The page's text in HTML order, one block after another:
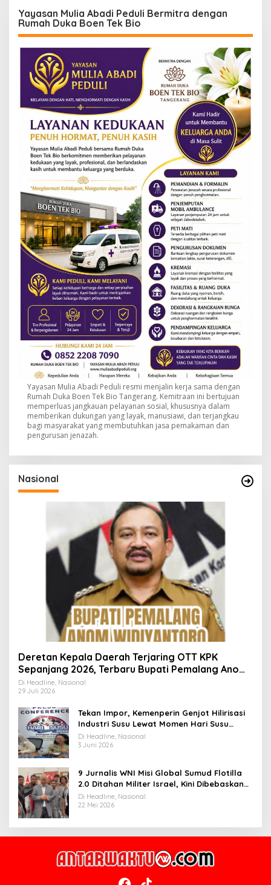
Yayasan Mulia Abadi Peduli Bermitra dengan
Rumah Duka Boen Tek Bio
Yayasan Mulia Abadi Peduli resmi menjalin kerja sama dengan
Rumah Duka Boen Tek Bio Tangerang. Kemitraan ini bertujuan
memperluas jangkauan pelayanan sosial, khususnya dalam
memberikan dukungan yang layak, manusiawi, dan terjangkau
bagi masyarakat yang membutuhkan jasa pemakaman dan
pengurusan jenazah.
Nasional
Deretan Kepala Daerah Terjaring OTT KPK
Sepanjang 2026, Terbaru Bupati Pemalang Anom
Widiyantoro
Di Headline, Nasional
29 Juli 2026
Tekan Impor, Kemenperin Genjot Hilirisasi
Industri Susu Lewat Momen Hari Susu
Nusantara 2026
Di Headline, Nasional
3 Juni 2026
9 Jurnalis WNI Misi Global Sumud Flotilla
2.0 Ditahan Militer Israel, Kini Dibebaskan
dan Dievakuasi ke Istanbul
Di Headline, Nasional
22 Mei 2026